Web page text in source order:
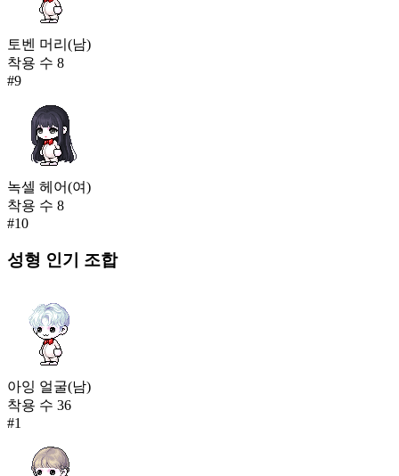
토벤 머리(남)
착용 수 8
#9
녹셀 헤어(여)
착용 수 8
#10
성형 인기 조합
아잉 얼굴(남)
착용 수 36
#1